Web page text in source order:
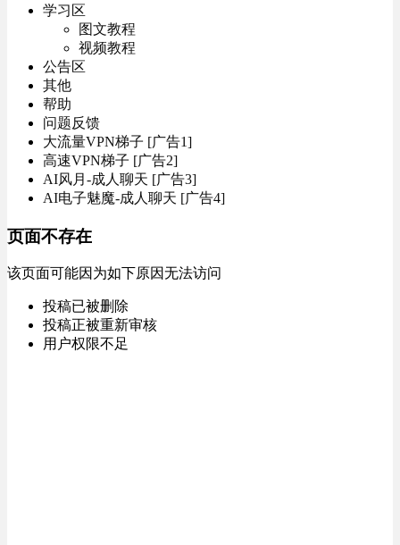
学习区
图文教程
视频教程
公告区
其他
帮助
问题反馈
大流量VPN梯子 [广告1]
高速VPN梯子 [广告2]
AI风月-成人聊天 [广告3]
AI电子魅魔-成人聊天 [广告4]
页面不存在
该页面可能因为如下原因无法访问
投稿已被删除
投稿正被重新审核
用户权限不足